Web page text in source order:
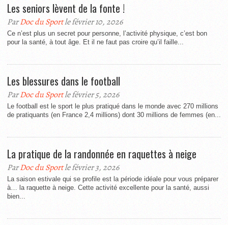
Les seniors lèvent de la fonte !
ParDoc du Sportle février 10, 2026
Ce n’est plus un secret pour personne, l’activité physique, c’est bon
pour la santé, à tout âge. Et il ne faut pas croire qu’il faille...
Les blessures dans le football
ParDoc du Sportle février 5, 2026
Le football est le sport le plus pratiqué dans le monde avec 270 millions
de pratiquants (en France 2,4 millions) dont 30 millions de femmes (en...
La pratique de la randonnée en raquettes à neige
ParDoc du Sportle février 3, 2026
La saison estivale qui se profile est la période idéale pour vous préparer
à… la raquette à neige. Cette activité excellente pour la santé, aussi
bien...